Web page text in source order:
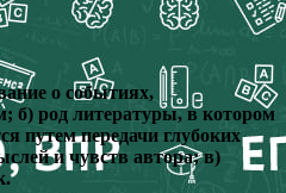
о событиях,
б) род литературы, в котором
путем передачи глубоких
и чувств автора; в)